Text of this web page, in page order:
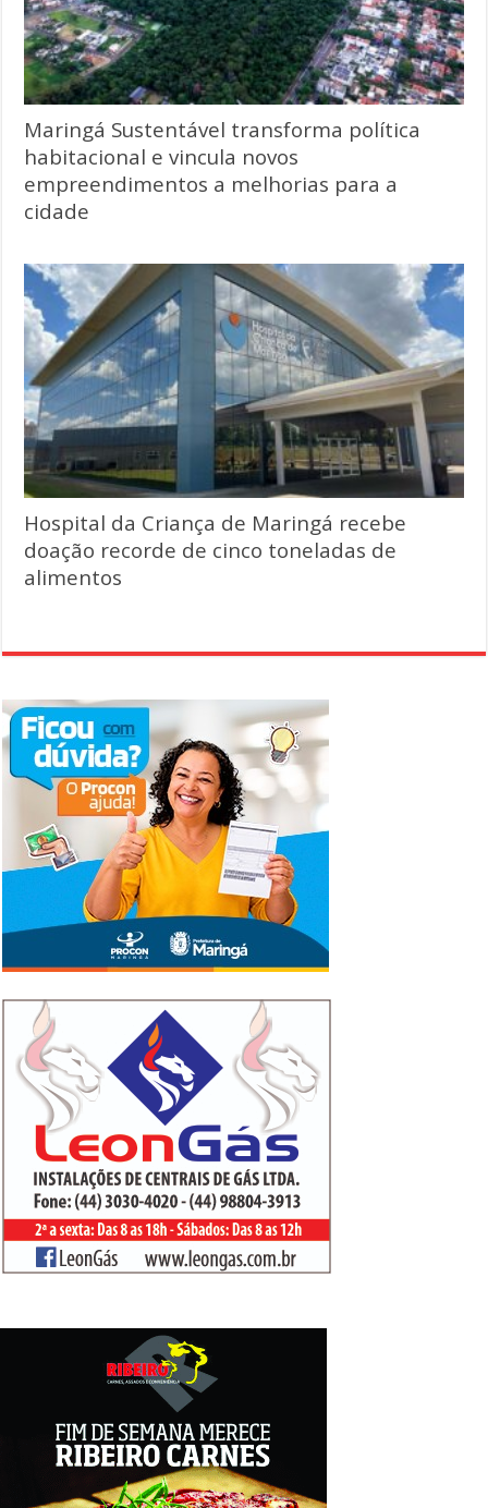
Maringá Sustentável transforma política
habitacional e vincula novos
empreendimentos a melhorias para a
cidade
Hospital da Criança de Maringá recebe
doação recorde de cinco toneladas de
alimentos